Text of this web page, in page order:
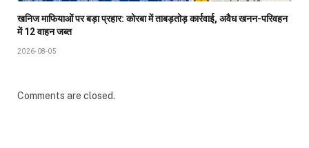
खनिज माफियाओं पर बड़ा प्रहार: कोरबा में ताबड़तोड़ कार्रवाई, अवैध खनन-परिवहन
में 12 वाहन जब्त
2026-08-05
Comments are closed.